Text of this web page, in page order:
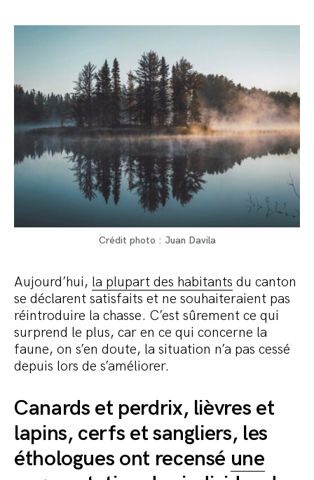
Crédit photo : Juan Davila
Aujourd’hui, la plupart des habitants du canton
se déclarent satisfaits et ne souhaiteraient pas
réintroduire la chasse. C’est sûrement ce qui
surprend le plus, car en ce qui concerne la
faune, on s’en doute, la situation n’a pas cessé
depuis lors de s’améliorer.
Canards et perdrix, lièvres et
lapins, cerfs et sangliers, les
éthologues ont recensé une